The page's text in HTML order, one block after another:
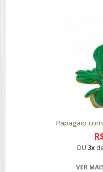
Papagaio
OU 3x de
VER